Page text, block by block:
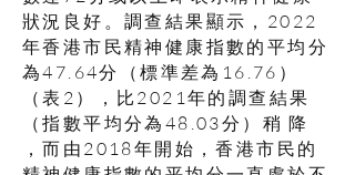
狀況良好。調查結果顯示，2022
年香港市民精神健康指數的平均分
為47.64分（標準差為16.76）
（表2），比2021年的調查結果
（指數平均分為48.03分）稍 降
，而由2018年開始，香港市民的